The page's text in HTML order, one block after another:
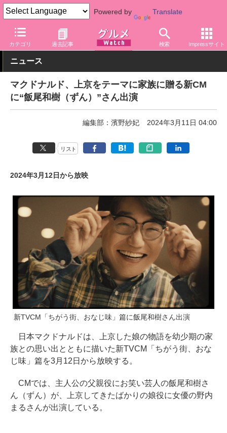
Powered by Translate
カテゴリ 過去記事 検索 Impressサイト
グルメ Watch 店舗 ファストフード マクドナルド
ニュース
マクドナルド、上京をテーマに家族に贈る新CM
に“飯尾和樹（ずん）”さん出演
編集部：濱野紗妃 2024年3月11日 04:00
リスト
2024年3月12日から放映
新TVCM「ちがう街、おなじ味」篇に飯尾和樹さん出演
日本マクドナルドは、上京した娘の物語を幼少期の家
族との思い出とともに描いた新TVCM「ちがう街、おな
じ味」篇を3月12日から放映する。
CMでは、主人公の父親役にお笑い芸人の飯尾和樹さ
ん（ずん）が、上京してきたばかりの娘役に女優の野内
まるさんが出演している。